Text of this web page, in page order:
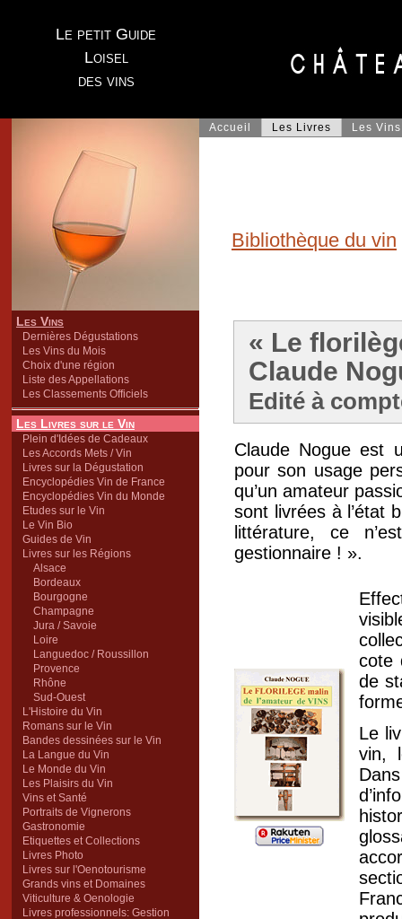
Le petit Guide
Loisel
des vins
Les Vins
Dernières Dégustations
Les Vins du Mois
Choix d'une région
Liste des Appellations
Les Classements Officiels
Les Livres sur le Vin
Plein d'Idées de Cadeaux
Les Accords Mets / Vin
Livres sur la Dégustation
Encyclopédies Vin de France
Encyclopédies Vin du Monde
Etudes sur le Vin
Le Vin Bio
Guides de Vin
Livres sur les Régions
Alsace
Bordeaux
Bourgogne
Champagne
Jura / Savoie
Loire
Languedoc / Roussillon
Provence
Rhône
Sud-Ouest
L'Histoire du Vin
Romans sur le Vin
Bandes dessinées sur le Vin
La Langue du Vin
Le Monde du Vin
Les Plaisirs du Vin
Vins et Santé
Portraits de Vignerons
Gastronomie
Etiquettes et Collections
Livres Photo
Livres sur l'Oenotourisme
Grands vins et Domaines
Viticulture & Oenologie
Livres professionnels: Gestion
Accueil Les Livres Les Vins
Bibliothèque du vin
« Le
Claude
Edité à
Claude Nogue est
pour son usage
qu’un amateur
sont livrées à l’état
littérature, ce
gestionnaire ! ».
cote
de
Le
vin,